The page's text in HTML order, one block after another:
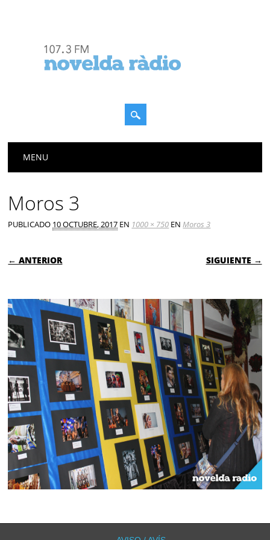
Menú principal
MENU
Moros 3
PUBLICADO 10 OCTUBRE, 2017 EN 1000 × 750 ENMoros 3
← ANTERIOR SIGUIENTE →